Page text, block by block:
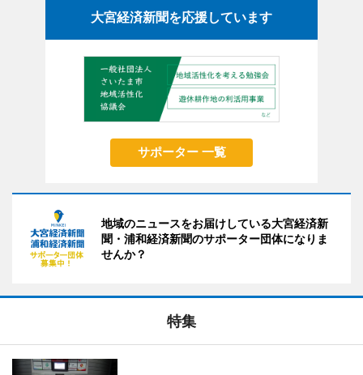
大宮経済新聞を応援しています
サポーター 一覧
地域のニュースをお届けしている大宮経済新
聞・浦和経済新聞のサポーター団体になりま
せんか？
特集